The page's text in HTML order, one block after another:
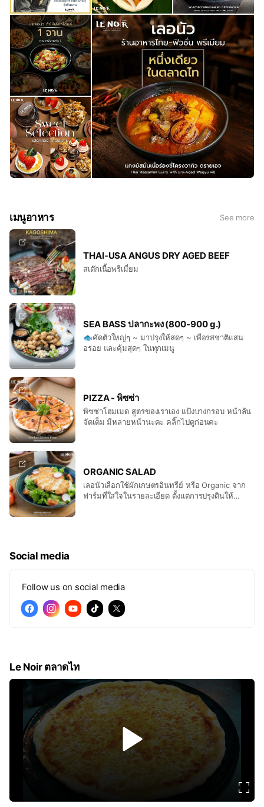
เมนูอาหาร See more
THAI-USA ANGUS DRY AGED BEEF
สเต๊กเนื้อพรีเมี่ยม
SEA BASS ปลากะพง (800-900 g.)
🐟คัดตัวใหญ่ๆ ~ มาปรุงให้สดๆ ~ เพื่อรสชาติแสน
อร่อย และคุ้มสุดๆ ในทุกเมนู
PIZZA - พิซซ่า
พิซซ่าโฮมเมด สูตรของเราเอง แป้งบางกรอบ หน้าล้น
จัดเต็ม มีหลายหน้านะคะ คลิ๊กไปดูก่อนค่ะ
ORGANIC SALAD
เลอนัวเลือกใช้ผักเกษตรอินทรีย์ หรือ Organic จาก
ฟาร์มที่ใส่ใจในรายละเอียด ตั้งแต่การปรุงดินให้
Social media
Follow us on social media
Le Noir ตลาดไท
v